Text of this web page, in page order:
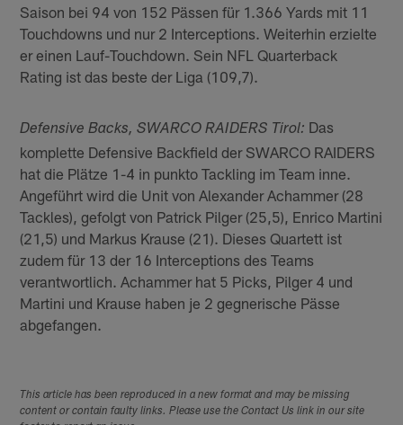
Saison bei 94 von 152 Pässen für 1.366 Yards mit 11
Touchdowns und nur 2 Interceptions. Weiterhin erzielte
er einen Lauf-Touchdown. Sein NFL Quarterback
Rating ist das beste der Liga (109,7).
Defensive Backs, SWARCO RAIDERS Tirol: Das
komplette Defensive Backfield der SWARCO RAIDERS
hat die Plätze 1-4 in punkto Tackling im Team inne.
Angeführt wird die Unit von Alexander Achammer (28
Tackles), gefolgt von Patrick Pilger (25,5), Enrico Martini
(21,5) und Markus Krause (21). Dieses Quartett ist
zudem für 13 der 16 Interceptions des Teams
verantwortlich. Achammer hat 5 Picks, Pilger 4 und
Martini und Krause haben je 2 gegnerische Pässe
abgefangen.
This article has been reproduced in a new format and may be missing
content or contain faulty links. Please use the Contact Us link in our site